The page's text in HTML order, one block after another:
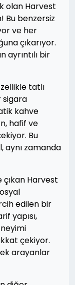
olan Harvest
Bu benzersiz
ve her
çıkarıyor.
ayrıntılı bir
tatlı
sigara
kahve
hafif ve
Bu
aynı zamanda
Harvest
edilen bir
yapısı,
çekiyor.
arayanlar